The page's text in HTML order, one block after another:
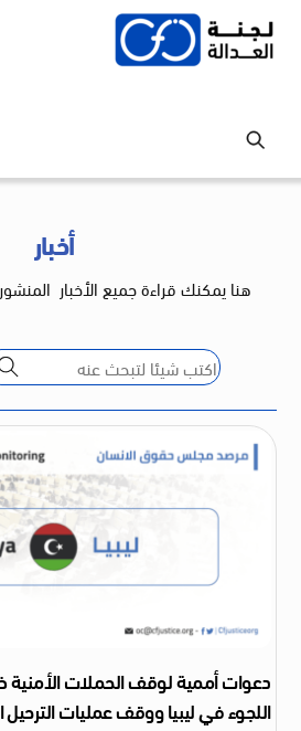
Skip
أخبار
هنا يمكنك قراءة جميع الأخبار
دعوات أممية لوقف الحملات الأمنية
اللجوء في ليبيا ووقف عمليات